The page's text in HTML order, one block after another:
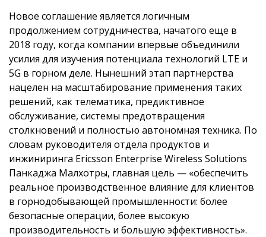
Новое соглашение является логичным
продолжением сотрудничества, начатого еще в
2018 году, когда компании впервые объединили
усилия для изучения потенциала технологий LTE и
5G в горном деле. Нынешний этап партнерства
нацелен на масштабирование применения таких
решений, как телематика, предиктивное
обслуживание, системы предотвращения
столкновений и полностью автономная техника. По
словам руководителя отдела продуктов и
инжиниринга Ericsson Enterprise Wireless Solutions
Панкаджа Малхотры, главная цель — «обеспечить
реальное производственное влияние для клиентов
в горнодобывающей промышленности: более
безопасные операции, более высокую
производительность и большую эффективность».